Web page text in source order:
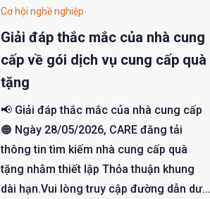
Cơ hội nghề nghiệp
Giải đáp thắc mắc của nhà cung
cấp về gói dịch vụ cung cấp quà
tặng
📢 Giải đáp thắc mắc của nhà cung cấp
🟠 Ngày 28/05/2026, CARE đăng tải
thông tin tìm kiếm nhà cung cấp quà
tặng nhằm thiết lập Thỏa thuận khung
dài hạn.Vui lòng truy cập đường dẫn dưới